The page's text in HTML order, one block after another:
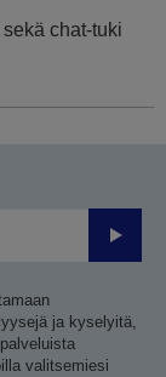
chat-tuki
Lähetä
ja kyselyitä,
valitsemiesi